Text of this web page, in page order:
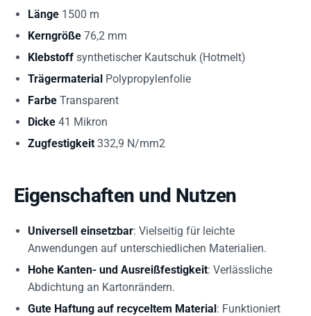
Länge 1500 m
Kerngröße 76,2 mm
Klebstoff synthetischer Kautschuk (Hotmelt)
Trägermaterial Polypropylenfolie
Farbe Transparent
Dicke 41 Mikron
Zugfestigkeit 332,9 N/mm2
Eigenschaften und Nutzen
Universell einsetzbar: Vielseitig für leichte
Anwendungen auf unterschiedlichen Materialien.
Hohe Kanten- und Ausreißfestigkeit: Verlässliche
Abdichtung an Kartonrändern.
Gute Haftung auf recyceltem Material: Funktioniert